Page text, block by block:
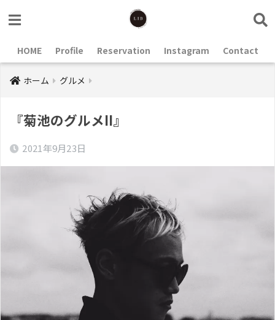
HOME Profile Reservation Instagram Contact
ホーム グルメ
『菊池のグルメII』
2021年9月23日